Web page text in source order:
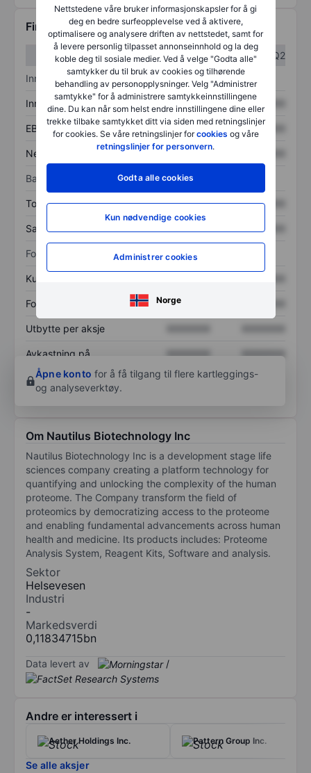
Nettstedene våre bruker informasjonskapsler for å gi
deg en bedre surfeopplevelse ved å aktivere,
optimalisere og analysere driften av nettstedet, samt for
å levere personlig tilpasset annonseinnhold og la deg
koble deg til sosiale medier. Ved å velge "Godta alle"
samtykker du til bruk av cookies og tilhørende
behandling av personopplysninger. Velg "Administrer
samtykke" for å administrere samtykkeinnstillingene
dine. Du kan når som helst endre innstillingene dine eller
trekke tilbake samtykket ditt via siden med retningslinjer
for cookies. Se våre retningslinjer forcookies og våre
retningslinjer for personvern.
Godta alle cookies
Kun nødvendige cookies
Administrer cookies
Norge
Finansiell informasjon
Q1
Q2
Inntektsoversikt
Inntekter XXXXXXX XXXXXXX
EBITDA XXXXXXX XXXXXXX
Nettoinntekt XXXXXXX
Balanse
Totale eiendeler XXXXXXX XXXXXXX
Samlet gjeld XXXXXXX
Forholdstall
Kurs/salg
Fortjeneste per aksje XXXXXXX
Utbytte per aksje
Avkastning på
egenkapital
XXXXXXX
XXXXXXX
Åpne konto for å få tilgang til flere kartleggings-
og analyseverktøy.
Om Nautilus Biotechnology Inc
Nautilus Biotechnology Inc is a development stage life
sciences company creating a platform technology for
quantifying and unlocking the complexity of the human
proteome. The Company transform the field of
proteomics by democratizing access to the proteome
and enabling fundamental advancements across human
health and medicine. Its products includes: Proteome
Analysis System, Reagent Kits, Software and analysis.
Sektor
Helsevesen
Industri
-
Markedsverdi
0,11834715bn
Data levert av /
Andre er interessert i
Aether Holdings Inc. Pattern Group Inc.
Se alle aksjer